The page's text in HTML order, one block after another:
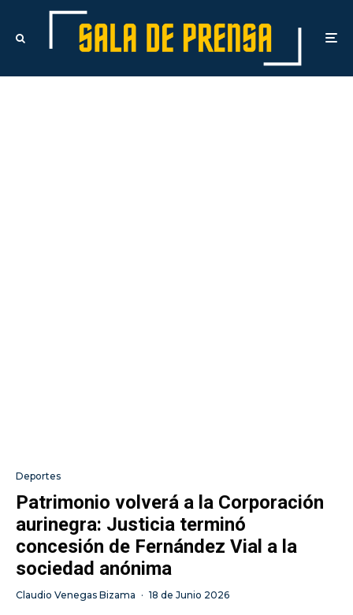
Deportes
Patrimonio volverá a la Corporación
aurinegra: Justicia terminó
concesión de Fernández Vial a la
sociedad anónima
Claudio Venegas Bizama · 18 de Junio 2026